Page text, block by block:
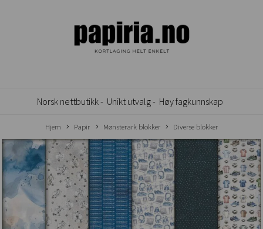
Norsk nettbutikk - Unikt utvalg - Høy fagkunnskap
Hjem Papir Mønsterark blokker Diverse blokker